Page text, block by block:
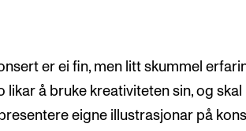
er ei fin, men litt skummel
likar å bruke kreativiteten sin, og skal
eigne illustrasjonar på